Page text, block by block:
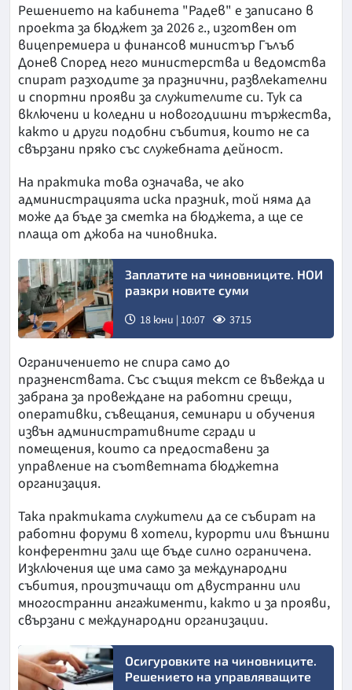
Решението на кабинета "Радев" е записано в
проекта за бюджет за 2026 г., изготвен от
вицепремиера и финансов министър Гълъб
Донев Според него министерства и ведомства
спират разходите за празнични, развлекателни
и спортни прояви за служителите си. Тук са
включени и коледни и новогодишни тържества,
както и други подобни събития, които не са
свързани пряко със служебната дейност.
На практика това означава, че ако
администрацията иска празник, той няма да
може да бъде за сметка на бюджета, а ще се
плаща от джоба на чиновника.
Заплатите на чиновниците. НОИ
разкри новите суми
18 юни | 10:07 3715
Ограничението не спира само до
празненствата. Със същия текст се въвежда и
забрана за провеждане на работни срещи,
оперативки, съвещания, семинари и обучения
извън административните сгради и
помещения, които са предоставени за
управление на съответната бюджетна
организация.
Така практиката служители да се събират на
работни форуми в хотели, курорти или външни
конферентни зали ще бъде силно ограничена.
Изключения ще има само за международни
събития, произтичащи от двустранни или
многостранни ангажименти, както и за прояви,
свързани с международни организации.
Осигуровките на чиновниците.
Решението на управляващите